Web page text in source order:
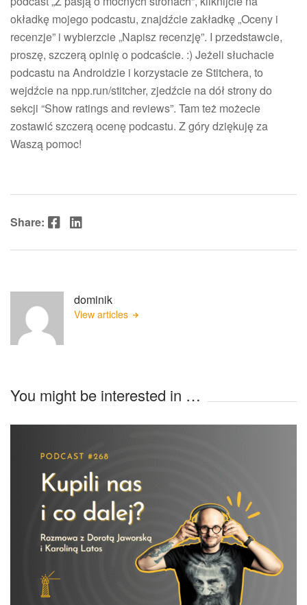
okładkę mojego podcastu, znajdźcie zakładkę „Oceny i
recenzje” i wybierzcie „Napisz recenzję”. I przedstawcie,
proszę, szczerą opinię o podcaście. :) Jeżeli słuchacie
podcastu na Androidzie i korzystacie ze Stitchera, to
wejdźcie na npp.run/stitcher, zjedźcie na dół strony do
sekcji “Show ratings and reviews”. Tam też możecie
zostawić szczerą ocenę podcastu. Z góry dziękuję za
Waszą pomoc!
Share: Facebook LinkedIn
dominik
View articles
You might be interested in …